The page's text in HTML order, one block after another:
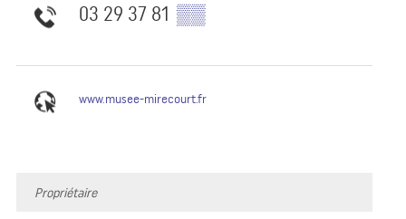
03 29 37 81 ▒▒
www.musee-mirecourt.fr
Propriétaire